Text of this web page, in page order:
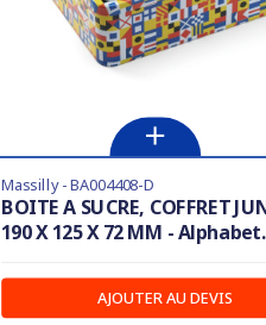
Massilly - BA004408-D
BOITE A SUCRE, COFFRET
190 X 125 X 72 MM -
AJOUTER AU DEVIS